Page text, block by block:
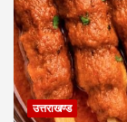
उत्तराखण्ड